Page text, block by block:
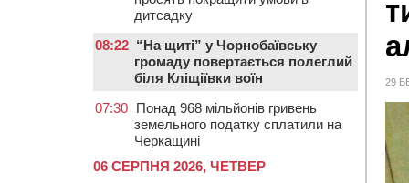
29
дитсадку
08:22 “На щиті” у Чорнобаївську
громаду повертається полеглий
біля Кліщіївки воїн
07:30 Понад 968 мільйонів гривень
земельного податку сплатили на
Черкащині
06 СЕРПНЯ 2026, ЧЕТВЕР